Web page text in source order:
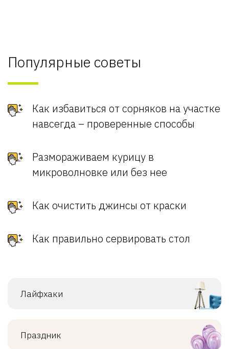
Популярные советы
Как избавиться от сорняков на участке
навсегда – проверенные способы
Размораживаем курицу в
микроволновке или без нее
Как очистить джинсы от краски
Как правильно сервировать стол
Лайфхаки
Праздник